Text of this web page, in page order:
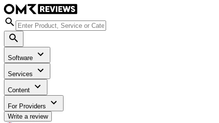
Software
Services
Content
For Providers
Write a review